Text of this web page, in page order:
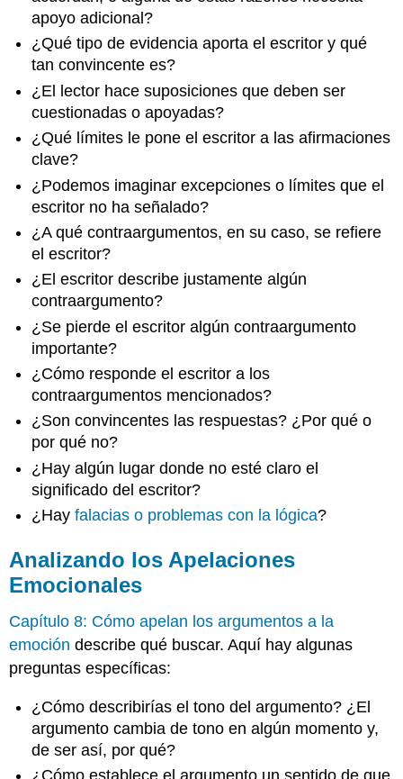
apoyo adicional?
¿Qué tipo de evidencia aporta el escritor y qué
tan convincente es?
¿El lector hace suposiciones que deben ser
cuestionadas o apoyadas?
¿Qué límites le pone el escritor a las afirmaciones
clave?
¿Podemos imaginar excepciones o límites que el
escritor no ha señalado?
¿A qué contraargumentos, en su caso, se refiere
el escritor?
¿El escritor describe justamente algún
contraargumento?
¿Se pierde el escritor algún contraargumento
importante?
¿Cómo responde el escritor a los
contraargumentos mencionados?
¿Son convincentes las respuestas? ¿Por qué o
por qué no?
¿Hay algún lugar donde no esté claro el
significado del escritor?
¿Hayfalacias o problemas con la lógica?
Analizando los Apelaciones
Emocionales
Capítulo 8: Cómo apelan los argumentos a la
emoción describe qué buscar. Aquí hay algunas
preguntas específicas:
¿Cómo describirías el tono del argumento? ¿El
argumento cambia de tono en algún momento y,
de ser así, por qué?